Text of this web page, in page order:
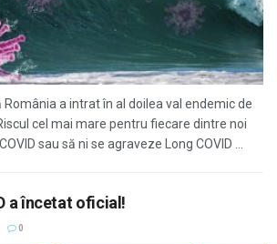
România a intrat în al doilea val endemic de
cel mai mare pentru fiecare dintre noi
sau să ni se agraveze Long COVID ...
a încetat oficial!
0